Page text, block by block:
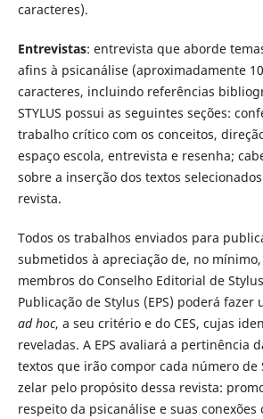
caracteres).
Entrevistas: entrevista que aborde
afins à psicanálise (aproximadamente
caracteres, incluindo referências
STYLUS possui as seguintes seções:
trabalho crítico com os conceitos,
espaço escola, entrevista e resenha;
sobre a inserção dos textos
revista.
Todos os trabalhos enviados para
submetidos à apreciação de, no
membros do Conselho Editorial de
Publicação de Stylus (EPS) poderá fazer
ad hoc, a seu critério e do CES, cujas
reveladas. A EPS avaliará a pertinência
textos que irão compor cada número de
zelar pelo propósito dessa revista:
respeito da psicanálise e suas conexões